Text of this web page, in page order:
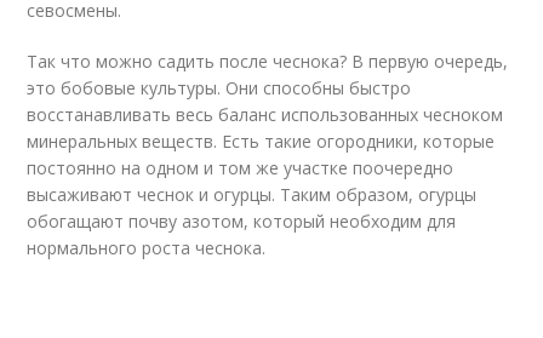
севосмены.
Так что можно садить после чеснока? В первую очередь,
это бобовые культуры. Они способны быстро
восстанавливать весь баланс использованных чесноком
минеральных веществ. Есть такие огородники, которые
постоянно на одном и том же участке поочередно
высаживают чеснок и огурцы. Таким образом, огурцы
обогащают почву азотом, который необходим для
нормального роста чеснока.